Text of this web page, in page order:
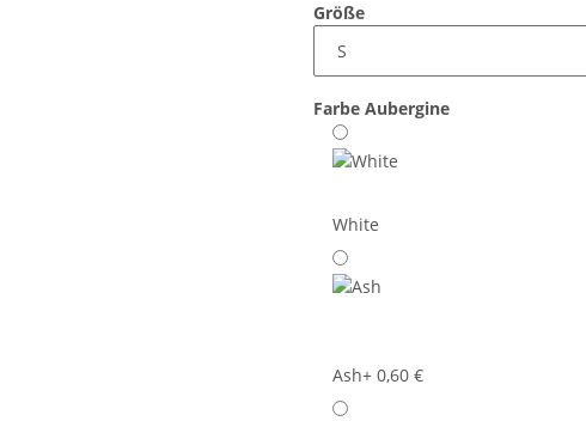
Größe
Farbe Aubergine
White
Ash+ 0,60 €